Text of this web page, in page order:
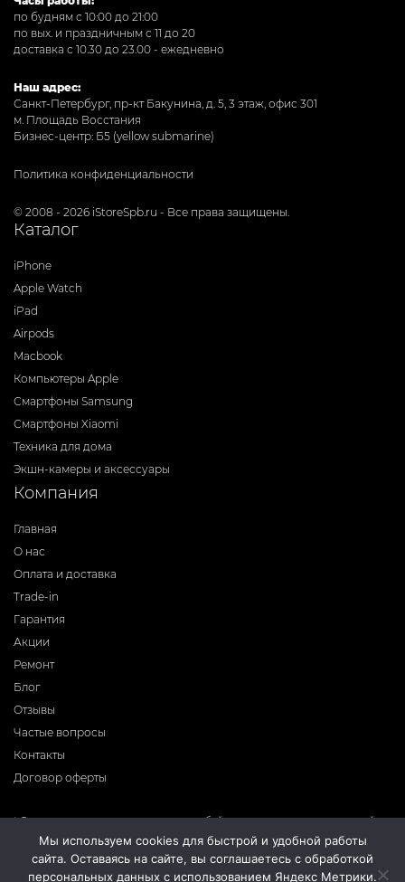
по будням с 10:00 до 21:00
по вых. и праздничным с 11 до 20
доставка с 10.30 до 23.00 - ежедневно
Наш адрес:
Санкт-Петербург, пр-кт Бакунина, д. 5, 3 этаж, офис 301
м. Площадь Восстания
Бизнес-центр: Б5 (yellow submarine)
Политика конфиденциальности
© 2008 - 2026 iStoreSpb.ru - Все права защищены.
Каталог
iPhone
Apple Watch
iPad
Airpods
Macbook
Компьютеры Apple
Смартфоны Samsung
Смартфоны Xiaomi
Техника для дома
Экшн-камеры и аксессуары
Компания
Главная
О нас
Оплата и доставка
Trade-in
Гарантия
Акции
Ремонт
Блог
Отзывы
Частые вопросы
Контакты
Договор оферты
* Фирма-производитель оставляет за собой право на внесение изменений в
программное обеспечение, дизайн и комплектацию приборов без
предварительного уведомления. Во избежание недоразумений при покупке
приборов уточняйте информацию о комплектации, наличию и цене у
продавцов. Вся информация на сайте носит справочный характер и не
Мы используем cookies для быстрой и удобной работы
сайта. Оставаясь на сайте, вы соглашаетесь с обработкой
персональных данных с использованием Яндекс Метрики.